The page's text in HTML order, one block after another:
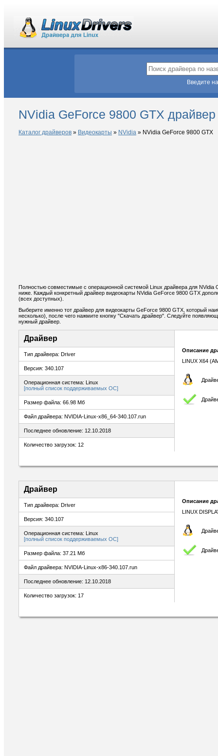
Введите
NVidia GeForce 9800 GTX
Каталог драйверов » Видеокарты » NVidia » NVidia GeForce 9800 GTX
Полностью совместимые с операционной системой Linux драйвера для
ниже. Каждый конкретный драйвер видеокарты NVidia GeForce 9800 GTX
(всех доступных).
Выберите именно тот драйвер для видеокарты GeForce 9800 GTX, который
несколько), после чего нажмите кнопку "Скачать драйвер". Следуйте
нужный драйвер.
Драйвер
Тип драйвера: Driver
Версия: 340.107
Операционная система: Linux
[полный список поддерживаемых ОС]
Размер файла: 66.98 Мб
Файл драйвера: NVIDIA-Linux-x86_64-340.107.run
Последнее обновление: 12.10.2018
Количество загрузок: 12
Описание
LINUX X64
Драйвер
Тип драйвера: Driver
Версия: 340.107
Операционная система: Linux
[полный список поддерживаемых ОС]
Размер файла: 37.21 Мб
Файл драйвера: NVIDIA-Linux-x86-340.107.run
Последнее обновление: 12.10.2018
Количество загрузок: 17
Описание
LINUX